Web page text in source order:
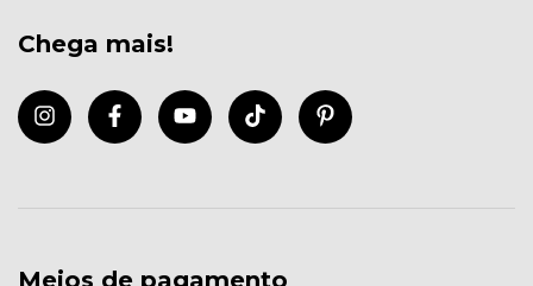
Chega mais!
Meios de pagamento